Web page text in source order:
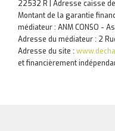
22532 R | Adresse caisse
Montant de la garantie
médiateur : ANM CONSO -
Adresse du médiateur : 2
Adresse du site :
et financièrement